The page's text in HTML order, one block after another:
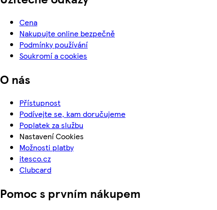
Cena
Nakupujte online bezpečně
Podmínky používání
Soukromí a cookies
O nás
Přístupnost
Podívejte se, kam doručujeme
Poplatek za službu
Nastavení Cookies
Možnosti platby
itesco.cz
Clubcard
Pomoc s prvním nákupem